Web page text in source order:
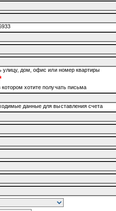
улицу, дом, офис или номер квартиры
хотите получать письма
данные для выставления счета